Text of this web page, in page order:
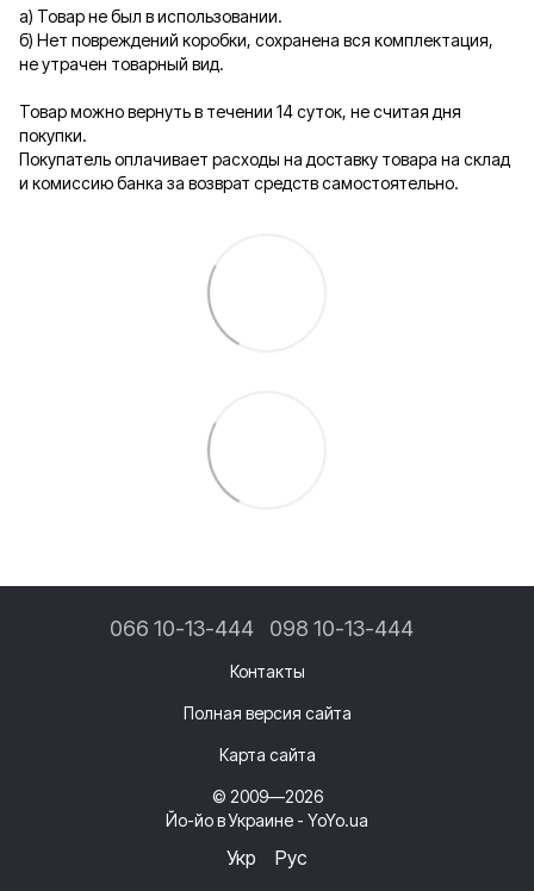
а) Товар не был в использовании.
б) Нет повреждений коробки, сохранена вся комплектация,
не утрачен товарный вид.
Товар можно вернуть в течении 14 суток, не считая дня
покупки.
Покупатель оплачивает расходы на доставку товара на склад
и комиссию банка за возврат средств самостоятельно.
066 10-13-444 098 10-13-444
Контакты
Полная версия сайта
Карта сайта
© 2009—2026
Йо-йо в Украине - YoYo.ua
Укр Рус